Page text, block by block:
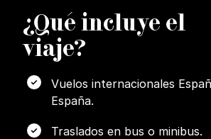
¿Qué incluye el
viaje?
Vuelos internacionales
España.
Traslados en bus o minibus.